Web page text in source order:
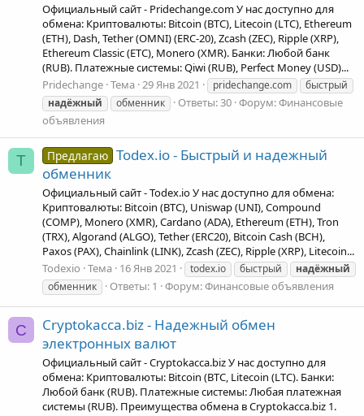
Официальный сайт - Pridechange.com У нас доступно для
обмена: Криптовалюты: Bitcoin (BTC), Litecoin (LTC), Ethereum
(ETH), Dash, Tether (OMNI) (ERC-20), Zcash (ZEC), Ripple (XRP),
Ethereum Classic (ETC), Monero (XMR). Банки: Любой банк
(RUB). Платежные системы: Qiwi (RUB), Perfect Money (USD)...
Pridechange Тема 29 Янв 2021 pridechange.com
быстрый
надёжный
обменник Ответы: 30 Форум:Финансовые
объявления
T Предлагаю Todex.io - Быстрый и надежный
обменник
Официальный сайт - Todex.io У нас доступно для обмена:
Криптовалюты: Bitcoin (BTC), Uniswap (UNI), Compound
(COMP), Monero (XMR), Cardano (ADA), Ethereum (ETH), Tron
(TRX), Algorand (ALGO), Tether (ERC20), Bitcoin Cash (BCH),
Paxos (PAX), Chainlink (LINK), Zcash (ZEC), Ripple (XRP), Litecoin...
Todexio Тема 16 Янв 2021 todex.io быстрый
надёжный
обменник
Ответы: 1 Форум:Финансовые объявления
C
Cryptokacca.biz - Надежный обмен
электронных валют
Официальный сайт - Cryptokacca.biz У нас доступно для
обмена: Криптовалюты: Bitcoin (BTC, Litecoin (LTC). Банки:
Любой банк (RUB). Платежные системы: Любая платежная
системы (RUB). Преимущества обмена в Cryptokacca.biz 1.